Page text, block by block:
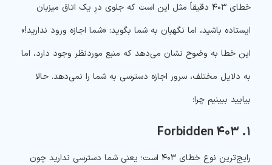
خطای ۴۰۳ دقیقاً مثل این است که جلوی درِ یک اتاق میزبان
ایستاده باشید، اما نگهبان به شما بگوید: «شما اجازه ورود ندارید!»
این خطا به وضوح نشان می‌دهد که منبع موردنظر وجود دارد، اما
به دلایل مختلف، سرور اجازه دسترسی به شما را نمی‌دهد. حالا
بیایید ببینیم چرا:
۱. ۴۰۳ Forbidden
رایج‌ترین نوع خطای ۴۰۳ است؛ یعنی شما دسترسی ندارید چون